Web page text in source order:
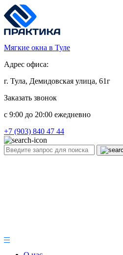
Мягкие окна в Туле
Адрес офиса:
г. Тула, Демидовская улица, 61г
Заказать звонок
c 9:00 до 20:00 ежедневно
+7 (903) 840 47 44